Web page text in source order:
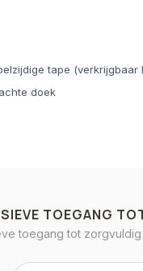
tape (verkrijgbaar
doek
TOEGANG
toegang tot